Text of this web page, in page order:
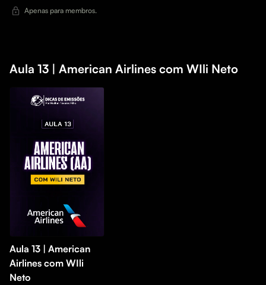
Apenas para membros.
Aula 13 | American Airlines com WIli Neto
Aula 13 | American
Airlines com WIli
Neto